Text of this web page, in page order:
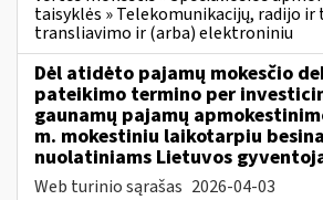
taisyklės » Telekomunikacijų, radijo ir
transliavimo ir (arba) elektroniniu
Dėl atidėto pajamų mokesčio
pateikimo termino per
gaunamų pajamų
m. mokestiniu laikotarpiu
nuolatiniams Lietuvos
Web turinio sąrašas 2026-04-03